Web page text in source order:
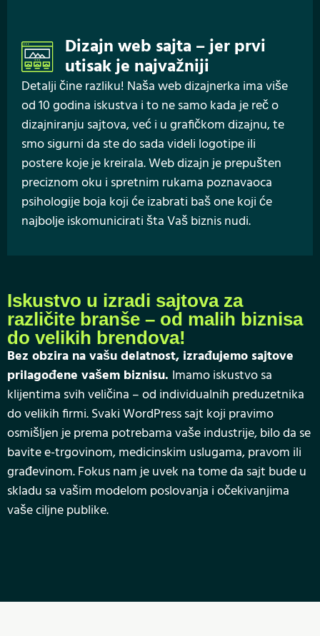
Dizajn web sajta – jer prvi
utisak je najvažniji
Detalji čine razliku! Naša web dizajnerka ima više
od 10 godina iskustva i to ne samo kada je reč o
dizajniranju sajtova, već i u grafičkom dizajnu, te
smo sigurni da ste do sada videli logotipe ili
postere koje je kreirala. Web dizajn je prepušten
preciznom oku i spretnim rukama poznavaoca
psihologije boja koji će izabrati baš one koji će
najbolje iskomunicirati šta Vaš biznis nudi.
Iskustvo u izradi sajtova za
različite branše – od malih biznisa
do velikih brendova!
Bez obzira na vašu delatnost, izrađujemo sajtove
prilagođene vašem biznisu. Imamo iskustvo sa
klijentima svih veličina – od individualnih preduzetnika
do velikih firmi. Svaki WordPress sajt koji pravimo
osmišljen je prema potrebama vaše industrije, bilo da se
bavite e-trgovinom, medicinskim uslugama, pravom ili
građevinom. Fokus nam je uvek na tome da sajt bude u
skladu sa vašim modelom poslovanja i očekivanjima
vaše ciljne publike.